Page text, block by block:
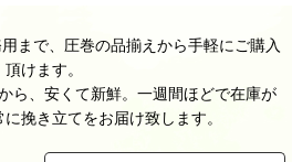
まで、圧巻の品揃えから手軽にご購入
頂けます。
ら、安くて新鮮。一週間ほどで在庫が
挽き立てをお届け致します。